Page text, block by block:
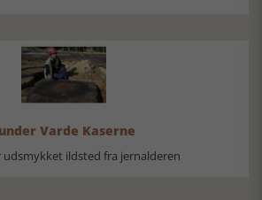
Varde Kaserne
ildsted fra jernalderen